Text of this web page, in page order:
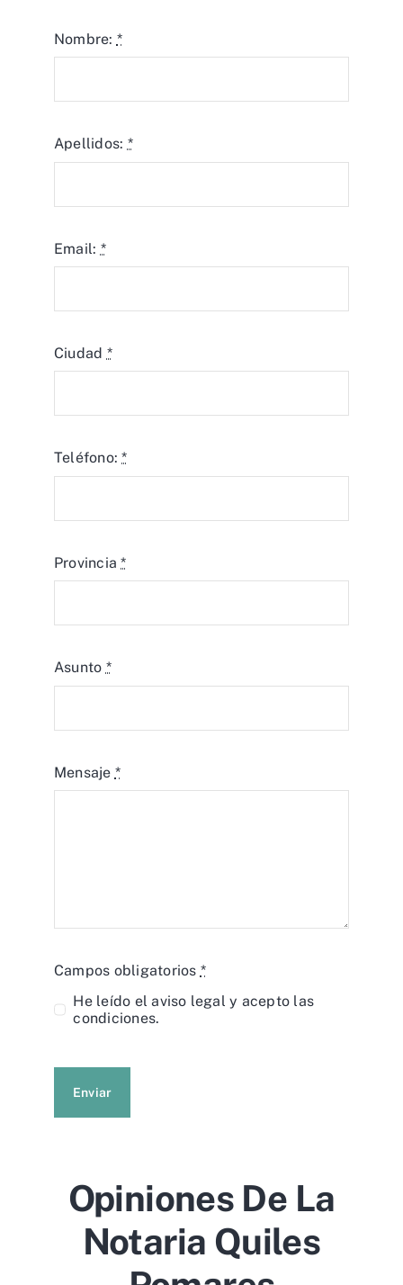
Nombre: *
Apellidos: *
Email: *
Ciudad *
Teléfono:*
Provincia*
Asunto *
Mensaje *
Campos obligatorios *
He leído elaviso legal y acepto las
condiciones.
Enviar
Opiniones De La
Notaria Quiles